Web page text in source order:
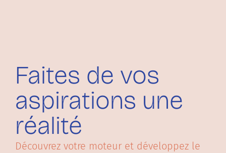
Faites de vos
aspirations une
réalité
Découvrez votre moteur et développez le